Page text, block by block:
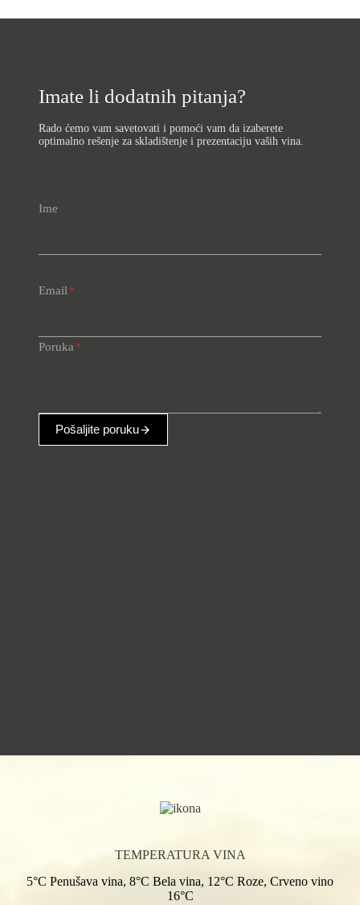
Imate li dodatnih pitanja?
Rado ćemo vam savetovati i pomoći vam da izaberete
optimalno rešenje za skladištenje i prezentaciju vaših vina.
Ime
Email *
Poruka *
Pošaljite poruku
TEMPERATURA VINA
5°C Penušava vina, 8°C Bela vina, 12°C Roze, Crveno vino
16°C